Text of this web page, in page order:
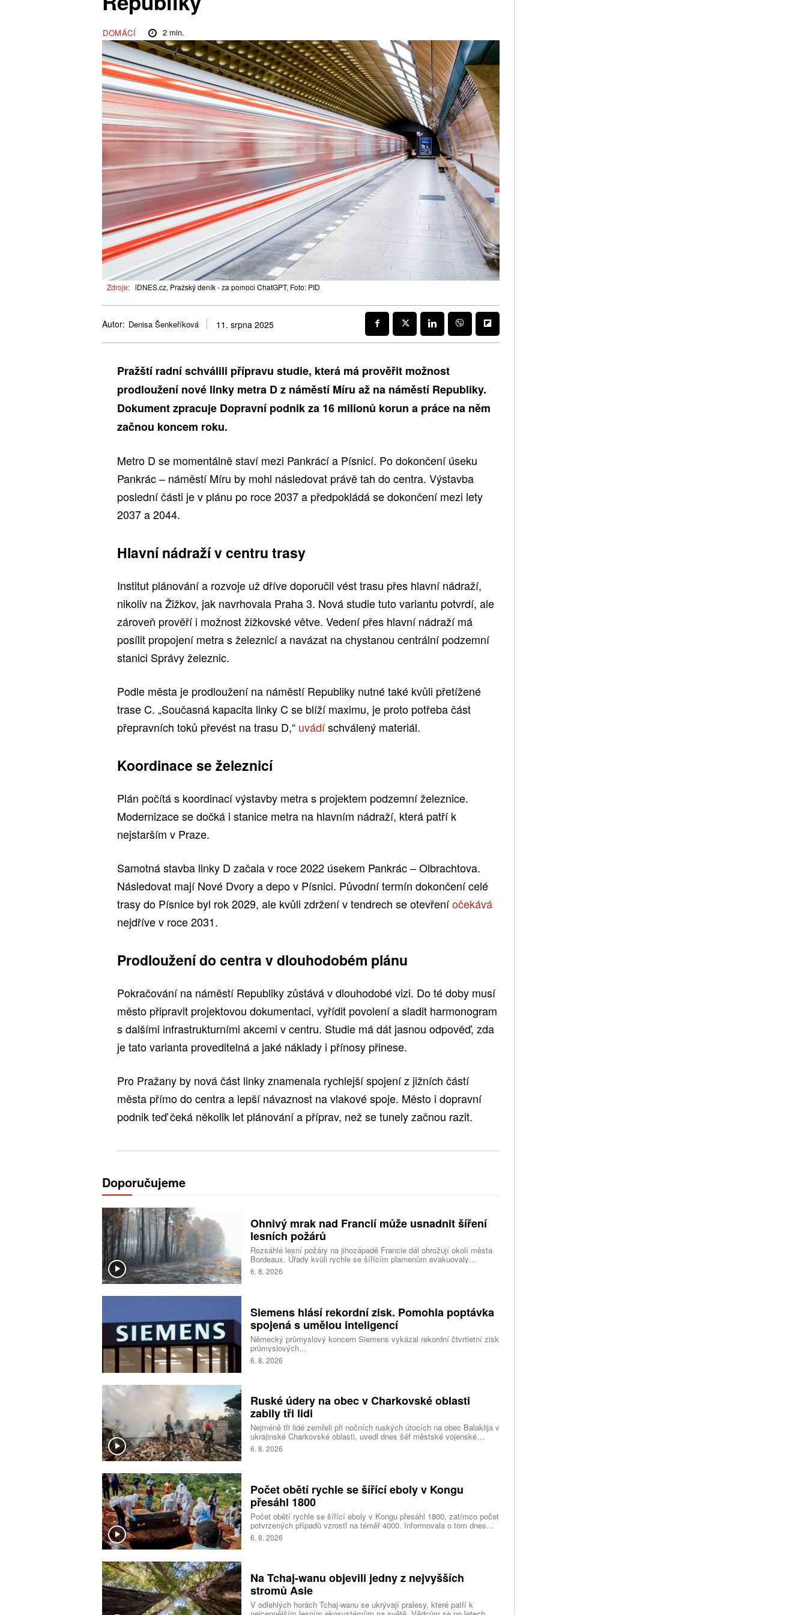
DOMÁCÍ 2 min.
Zdroje: iDNES.cz, Pražský deník - za pomoci ChatGPT, Foto: PID
Autor: Denisa Šenkeříková 11. srpna 2025
Pražští radní schválili přípravu studie, která má prověřit možnost
prodloužení nové linky metra D z náměstí Míru až na náměstí Republiky.
Dokument zpracuje Dopravní podnik za 16 milionů korun a práce na něm
začnou koncem roku.
Metro D se momentálně staví mezi Pankrácí a Písnicí. Po dokončení úseku
Pankrác – náměstí Míru by mohl následovat právě tah do centra. Výstavba
poslední části je v plánu po roce 2037 a předpokládá se dokončení mezi lety
2037 a 2044.
Hlavní nádraží v centru trasy
Institut plánování a rozvoje už dříve doporučil vést trasu přes hlavní nádraží,
nikoliv na Žižkov, jak navrhovala Praha 3. Nová studie tuto variantu potvrdí, ale
zároveň prověří i možnost žižkovské větve. Vedení přes hlavní nádraží má
posílit propojení metra s železnicí a navázat na chystanou centrální podzemní
stanici Správy železnic.
Podle města je prodloužení na náměstí Republiky nutné také kvůli přetížené
trase C. „Současná kapacita linky C se blíží maximu, je proto potřeba část
přepravních toků převést na trasu D,“ uvádíschválený materiál.
Koordinace se železnicí
Plán počítá s koordinací výstavby metra s projektem podzemní železnice.
Modernizace se dočká i stanice metra na hlavním nádraží, která patří k
nejstarším v Praze.
Samotná stavba linky D začala v roce 2022 úsekem Pankrác – Olbrachtova.
Následovat mají Nové Dvory a depo v Písnici. Původní termín dokončení celé
trasy do Písnice byl rok 2029, ale kvůli zdržení v tendrech se otevřeníočekává
nejdříve v roce 2031.
Prodloužení do centra v dlouhodobém plánu
Pokračování na náměstí Republiky zůstává v dlouhodobé vizi. Do té doby musí
město připravit projektovou dokumentaci, vyřídit povolení a sladit harmonogram
s dalšími infrastrukturními akcemi v centru. Studie má dát jasnou odpověď, zda
je tato varianta proveditelná a jaké náklady i přínosy přinese.
Pro Pražany by nová část linky znamenala rychlejší spojení z jižních částí
města přímo do centra a lepší návaznost na vlakové spoje. Město i dopravní
podnik teď čeká několik let plánování a příprav, než se tunely začnou razit.
Doporučujeme
Ohnivý mrak nad Francií může usnadnit šíření
lesních požárů
Rozsáhlé lesní požáry na jihozápadě Francie dál ohrožují okolí města
Bordeaux. Úřady kvůli rychle se šířícím plamenům evakuovaly
desetitisíce lidí a nevylučují ani další rozšiřování bezpečnostních
opatření. Hasiči zároveň čelí neobvyklému jevu, který podle nich
6. 8. 2026
Siemens hlásí rekordní zisk. Pomohla poptávka
spojená s umělou inteligencí
Německý průmyslový koncern Siemens vykázal rekordní čtvrtletní zisk
průmyslových...
6. 8. 2026
Ruské údery na obec v Charkovské oblasti
zabily tři lidi
Nejméně tři lidé zemřeli při nočních ruských útocích na obec Balaklija v
ukrajinské Charkovské oblasti, uvedl dnes šéf městské vojenské
správy Vitalij Karabanov. Ukrajinské letectvo ráno oznámilo, že Rusko
v noci útočilo na Ukrajinu čtyřmi střelami a 101 bezpilotními letouny,
6. 8. 2026
Počet obětí rychle se šířící eboly v Kongu
přesáhl 1800
Počet obětí rychle se šířící eboly v Kongu přesáhl 1800, zatímco počet
potvrzených případů vzrostl na téměř 4000. Informovala o tom dnes
agentura Reuters s odkazem na konžské úřady.
6. 8. 2026
Na Tchaj-wanu objevili jedny z nejvyšších
stromů Asie
V odlehlých horách Tchaj-wanu se ukrývají pralesy, které patří k